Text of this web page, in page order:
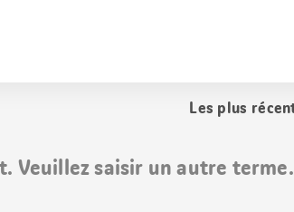
Trier
Veuillez saisir un autre terme.